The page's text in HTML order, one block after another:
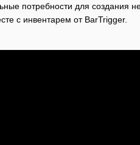
потребности для создания
с инвентарем от BarTrigger.